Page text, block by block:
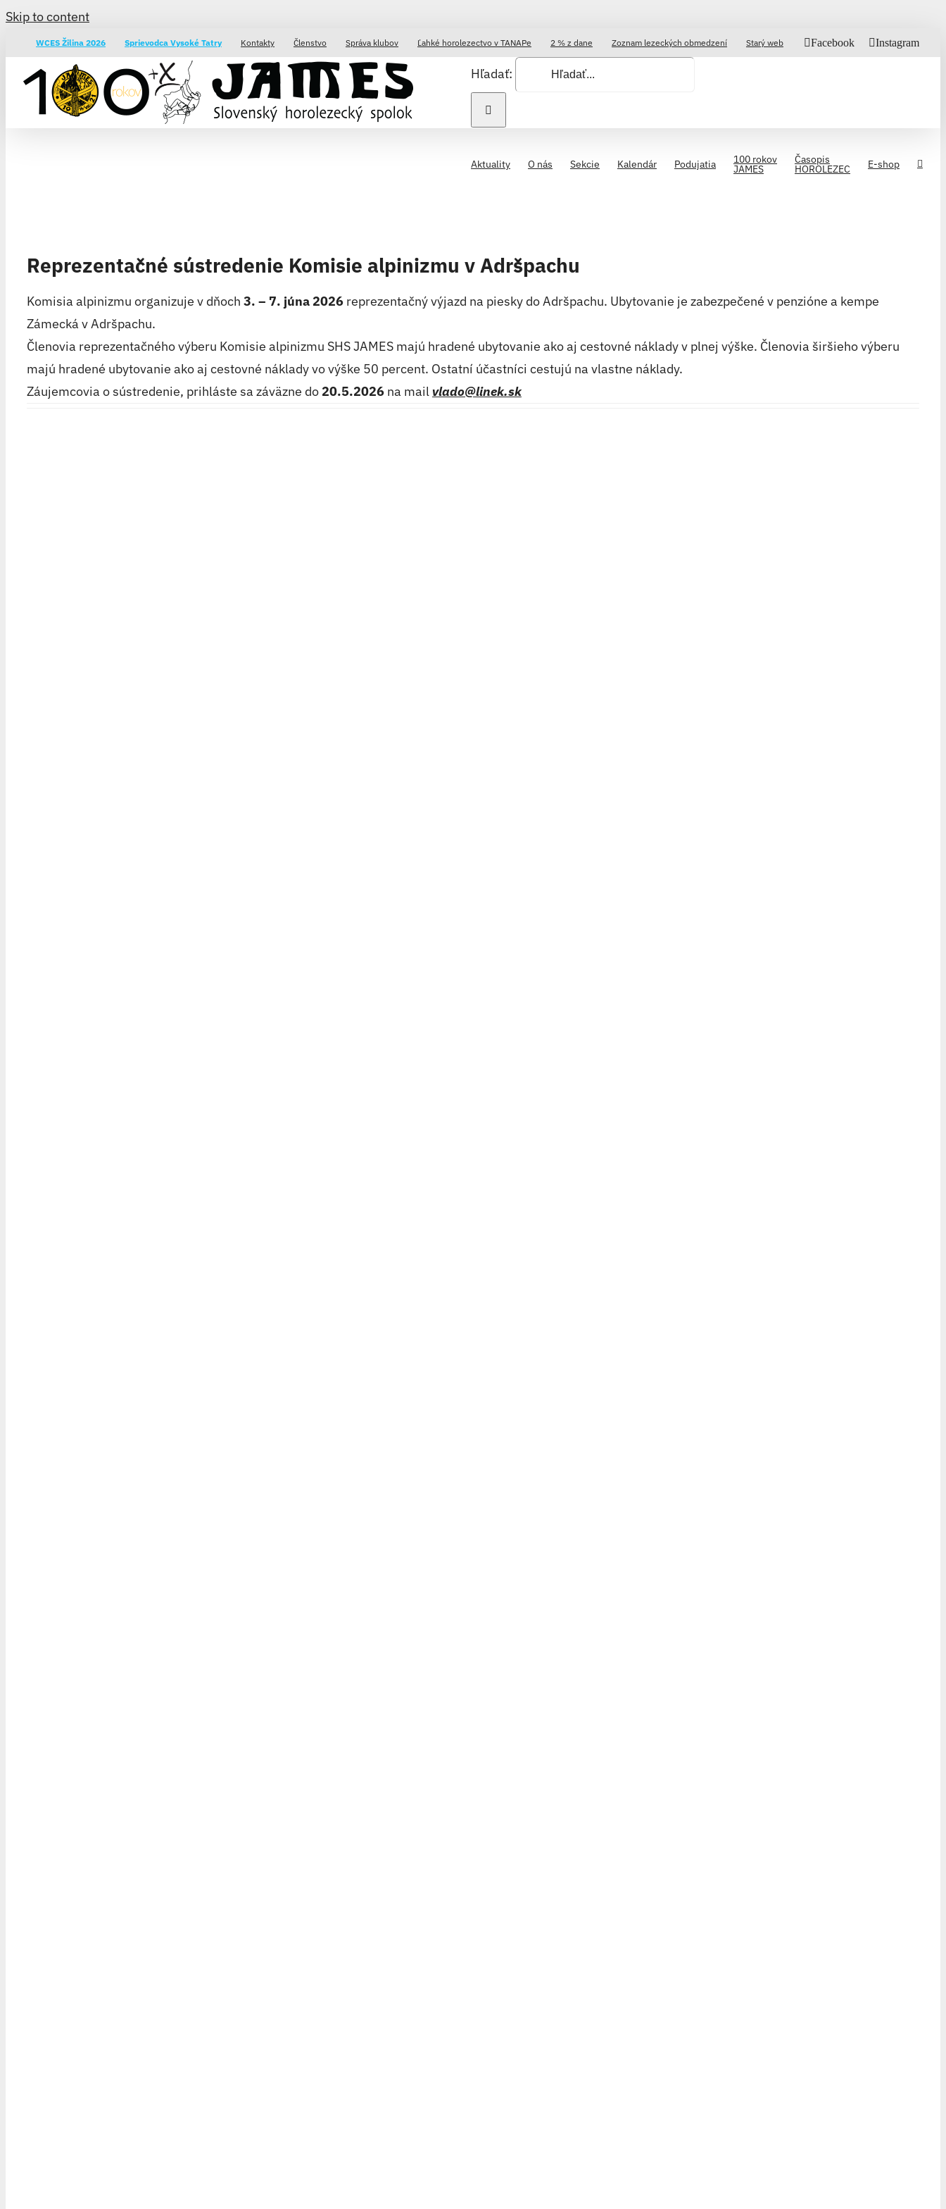
Skip to content
WCES Žilina 2026 Sprievodca Vysoké Tatry Kontakty Členstvo Správa klubov Ľahké horolezectvo v TANAPe 2 % z dane Zoznam lezeckých obmedzení Starý web Facebook Instagram
Hľadať:
Aktuality O nás Sekcie Kalendár Podujatia 100 rokov
JAMES
Časopis
HOROLEZEC E-shop
Reprezentačné sústredenie Komisie alpinizmu v Adršpachu
Komisia alpinizmu organizuje v dňoch 3. – 7. júna 2026 reprezentačný výjazd na piesky do Adršpachu. Ubytovanie je zabezpečené v penzióne a kempe
Zámecká v Adršpachu.
Členovia reprezentačného výberu Komisie alpinizmu SHS JAMES majú hradené ubytovanie ako aj cestovné náklady v plnej výške. Členovia širšieho výberu
majú hradené ubytovanie ako aj cestovné náklady vo výške 50 percent. Ostatní účastníci cestujú na vlastne náklady.
Záujemcovia o sústredenie, prihláste sa záväzne do 20.5.2026na mail vlado@linek.sk